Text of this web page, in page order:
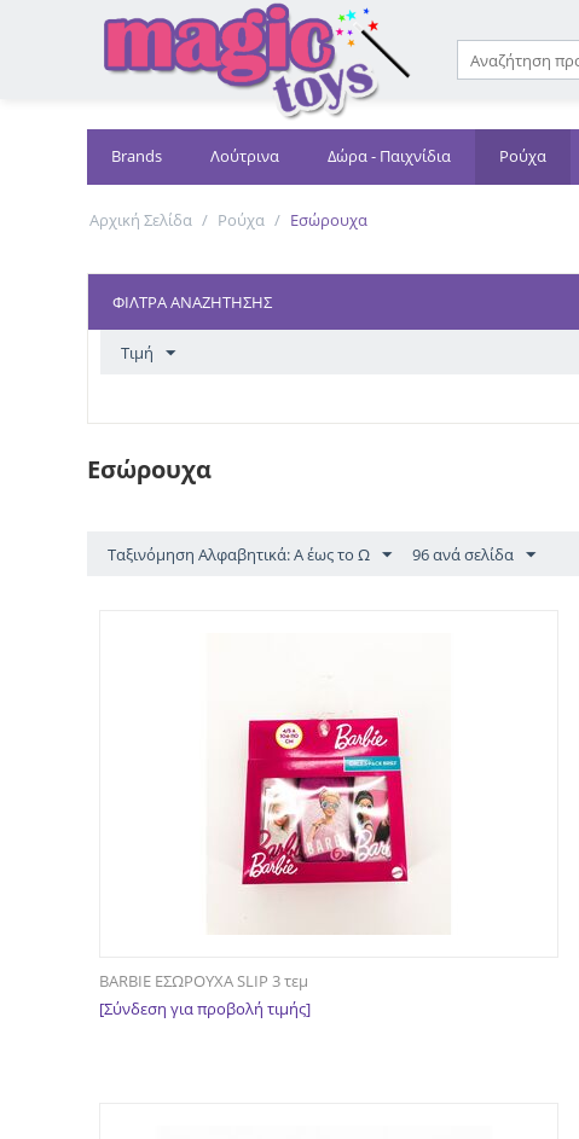
Brands
Λούτρινα Δώρα - Παιχνίδια Ρούχα
Αρχική Σελίδα / Ρούχα / Εσώρουχα
ΦΊΛΤΡΑ ΑΝΑΖΉΤΗΣΗΣ
Τιμή
Εσώρουχα
Ταξινόμηση Αλφαβητικά: Α έως το Ω 96 ανά σελίδα
BARBIE ΕΣΩΡΟΥΧΑ SLIP 3 τεμ
[Σύνδεση για προβολή τιμής]